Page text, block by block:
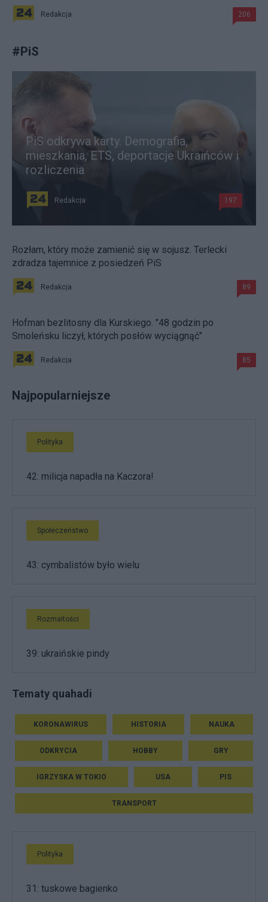
Redakcja 206
#PiS
PiS odkrywa karty. Demografia,
mieszkania, ETS, deportacje Ukraińców i
rozliczenia
Redakcja 197
Rozłam, który może zamienić się w sojusz. Terlecki
zdradza tajemnice z posiedzeń PiS
Redakcja 89
Hofman bezlitosny dla Kurskiego. "48 godzin po
Smoleńsku liczył, których posłów wyciągnąć"
Redakcja 85
Najpopularniejsze
Polityka
42: milicja napadła na Kaczora!
Społeczeństwo
43: cymbalistów było wielu
Rozmaitości
39: ukraińskie pindy
Tematy quahadi
KORONAWIRUS HISTORIA NAUKA
ODKRYCIA HOBBY GRY
IGRZYSKA W TOKIO USA PIS
TRANSPORT
Polityka
31: tuskowe bagienko